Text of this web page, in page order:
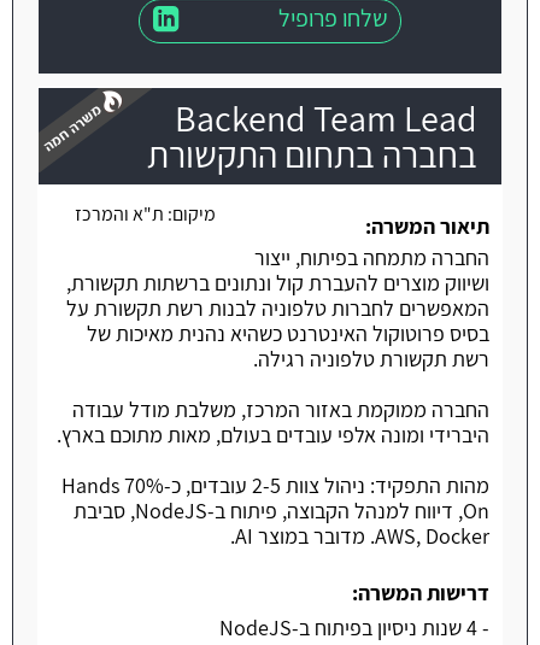
שלחו פרופיל
Backend Team Lead
בחברה בתחום התקשורת
משרה חמה מיקום: ת"א והמרכז
תיאור המשרה:
החברה מתמחה בפיתוח, ייצור
ושיווק מוצרים להעברת קול ונתונים ברשתות תקשורת,
המאפשרים לחברות טלפוניה לבנות רשת תקשורת על
בסיס פרוטוקול האינטרנט כשהיא נהנית מאיכות של
רשת תקשורת טלפוניה רגילה.
החברה ממוקמת באזור המרכז, משלבת מודל עבודה
היברידי ומונה אלפי עובדים בעולם, מאות מתוכם בארץ.
מהות התפקיד: ניהול צוות 2-5 עובדים, כ-70% Hands
On, דיווח למנהל הקבוצה, פיתוח ב-NodeJS, סביבת
AWS, Docker. מדובר במוצר AI.
דרישות המשרה:
- 4 שנות ניסיון בפיתוח ב-NodeJS